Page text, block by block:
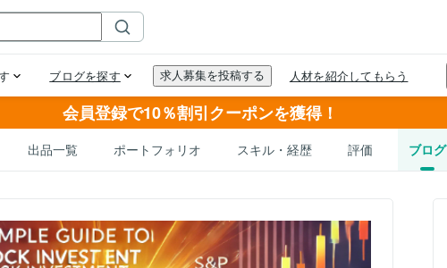
会員登録で10％割引クーポンを獲得！
出品一覧 ポートフォリオ スキル・経歴 評価 ブログ